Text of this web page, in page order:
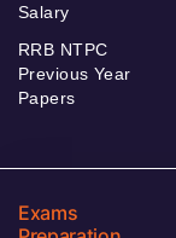
Salary
RRB NTPC
Previous Year
Papers
Exams